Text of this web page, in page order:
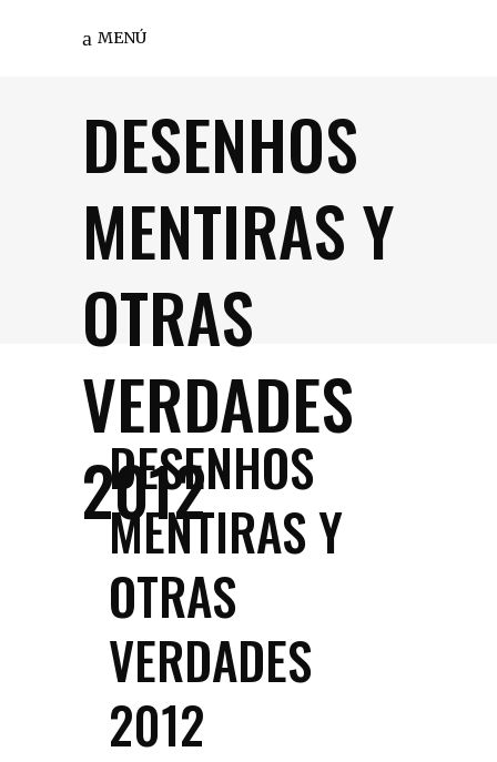
MENÚ
DESENHOS
MENTIRAS Y
OTRAS
VERDADES
2012
DESENHOS
MENTIRAS Y
OTRAS
VERDADES
2012